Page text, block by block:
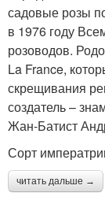
садовые розы
в 1976 году
розоводов.
La France,
скрещивания
создатель –
Жан-Батист
Сорт
читать дальше →